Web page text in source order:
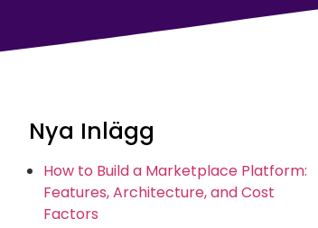
Nya Inlägg
How to Build a Marketplace Platform:
Features, Architecture, and Cost
Factors